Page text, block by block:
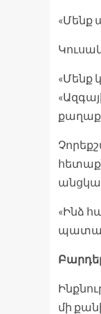
«Մենք
«Մենք
«Ինձ
մի